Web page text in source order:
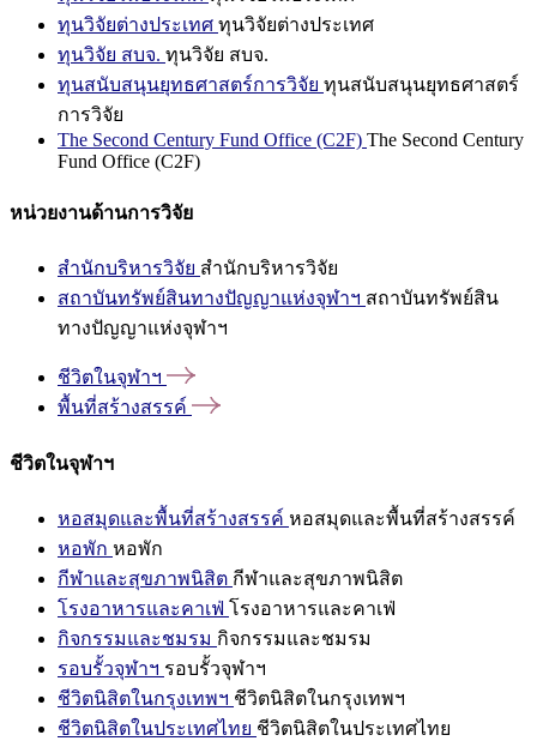
ทุนวิจัยต่างประเทศ ทุนวิจัยต่างประเทศ
ทุนวิจัย สบจ. ทุนวิจัย สบจ.
ทุนสนับสนุนยุทธศาสตร์การวิจัย ทุนสนับสนุนยุทธศาสตร์
การวิจัย
The Second Century Fund Office (C2F) The Second Century
Fund Office (C2F)
หน่วยงานด้านการวิจัย
สำนักบริหารวิจัย สำนักบริหารวิจัย
สถาบันทรัพย์สินทางปัญญาแห่งจุฬาฯ สถาบันทรัพย์สิน
ทางปัญญาแห่งจุฬาฯ
ชีวิตในจุฬาฯ
พื้นที่สร้างสรรค์
ชีวิตในจุฬาฯ
หอสมุดและพื้นที่สร้างสรรค์ หอสมุดและพื้นที่สร้างสรรค์
หอพัก หอพัก
กีฬาและสุขภาพนิสิต กีฬาและสุขภาพนิสิต
โรงอาหารและคาเฟ่ โรงอาหารและคาเฟ่
กิจกรรมและชมรม กิจกรรมและชมรม
รอบรั้วจุฬาฯ รอบรั้วจุฬาฯ
ชีวิตนิสิตในกรุงเทพฯ ชีวิตนิสิตในกรุงเทพฯ
ชีวิตนิสิตในประเทศไทย ชีวิตนิสิตในประเทศไทย